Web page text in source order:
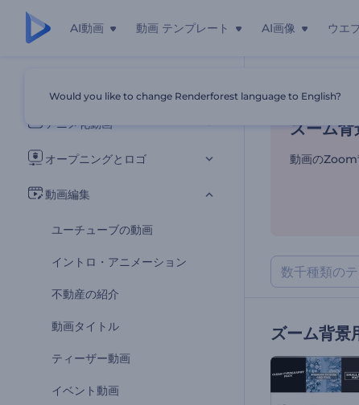
AI動画 動画 テンプレート AI画像 ウエ
すべてのテンプレート
アニメ化動画
オープニングとロゴ
動画編集
ユーチューブの動画
イントロ・アニメーション
不動産の紹介
動画タイトル
ティーザー動画
イベント動画
ズーム背
ホーム テンプ
ズーム
動画のZoom
ズーム背景
Would you like to change Renderforest language to English?